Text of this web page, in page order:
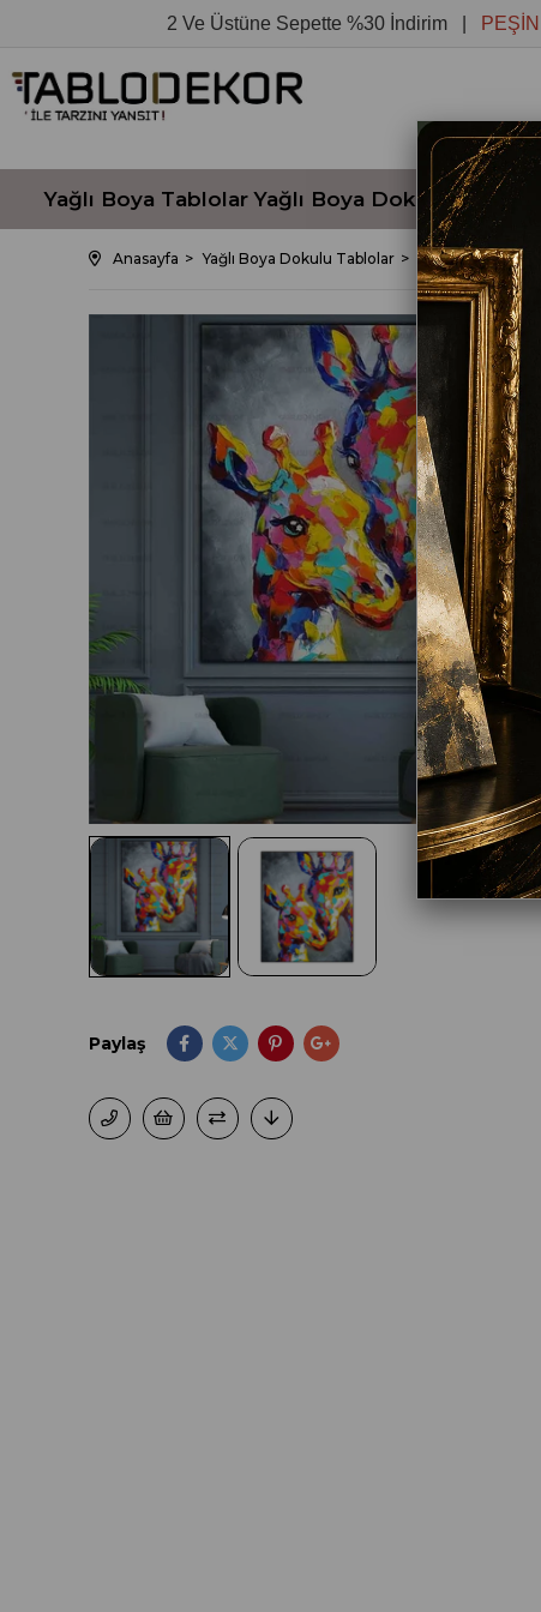
2 Ve Üstüne Sepette %30 İndirim |PEŞİN
Yağlı Boya Tablolar Yağlı Boya Dokulu Tablolar
Anasayfa Yağlı Boya Dokulu Tablolar ZÜRAFA KAFASI
Paylaş